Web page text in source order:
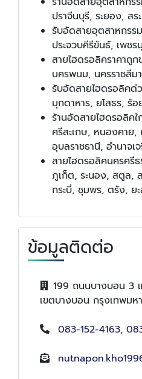
ปราจีนบุรี, ระยอง, สร
รับอัดสายอุตสาหกรร
ประจวบคีรีขันธ์, เพชร
สายไฮดรอลิคราคาถู
นครพนม, นครราชสีม
รับอัดสายไฮดรอลิคด่
มุกดาหาร, ยโสธร, ร้อ
ร้านอัดสายไฮดรอลิค
ศรีสะเกษ, หนองคาย
อุบลราชธานี, อำนาจเ
สายไฮดรอลิคนครศรี
ภูเก็ต, ระนอง, สตูล,
กระบี่, ชุมพร, ตรัง, ย
ข้อมูลติดต่อ
199 ถนนบางบอน 3
เขตบางบอน กรุงเทพมห
083-152-4163,